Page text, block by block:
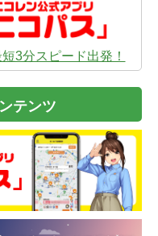
3分スピード出発！
テンツ